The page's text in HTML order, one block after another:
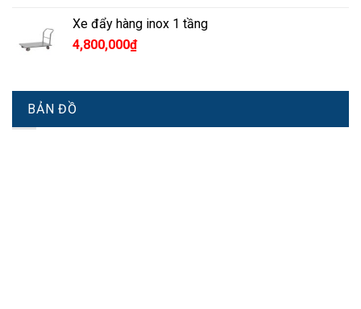
Xe đẩy hàng inox 1 tầng
4,800,000₫
BẢN ĐỒ